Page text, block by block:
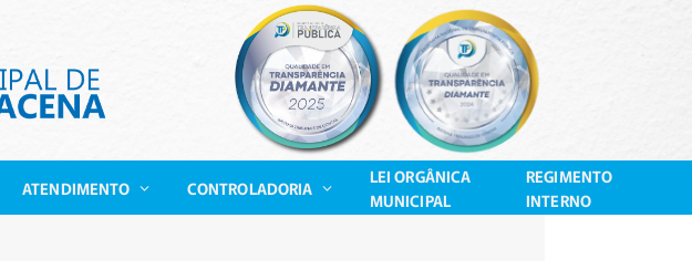
ATENDIMENTO CONTROLADORIA
LEI ORGÂNICA
MUNICIPAL
REGIMENTO
INTERNO